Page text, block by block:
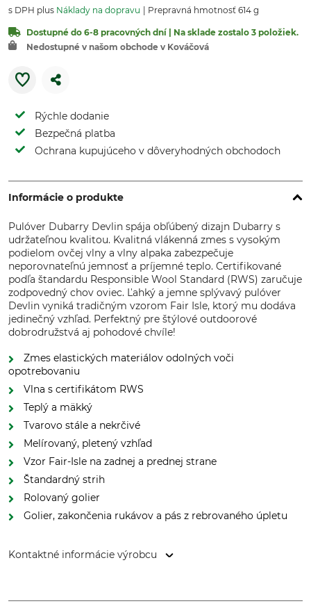
s DPH plus Náklady na dopravu Prepravná hmotnosť 614 g
Dostupné do 6-8 pracovných dní | Na sklade zostalo 3 položiek.
Nedostupné v našom obchode v Kováčová
Rýchle dodanie
Bezpečná platba
Ochrana kupujúceho v dôveryhodných obchodoch
Informácie o produkte
Pulóver Dubarry Devlin spája obľúbený dizajn Dubarry s
udržateľnou kvalitou. Kvalitná vlákenná zmes s vysokým
podielom ovčej vlny a vlny alpaka zabezpečuje
neporovnateľnú jemnosť a príjemné teplo. Certifikované
podľa štandardu Responsible Wool Standard (RWS) zaručuje
zodpovedný chov oviec. Ľahký a jemne splývavý pulóver
Devlin vyniká tradičným vzorom Fair Isle, ktorý mu dodáva
jedinečný vzhľad. Perfektný pre štýlové outdoorové
dobrodružstvá aj pohodové chvíle!
Zmes elastických materiálov odolných voči
opotrebovaniu
Vlna s certifikátom RWS
Teplý a mäkký
Tvarovo stále a nekrčivé
Melírovaný, pletený vzhľad
Vzor Fair-Isle na zadnej a prednej strane
Štandardný strih
Rolovaný golier
Golier, zakončenia rukávov a pás z rebrovaného úpletu
Kontaktné informácie výrobcu
Netherlands, www.dubarry.com